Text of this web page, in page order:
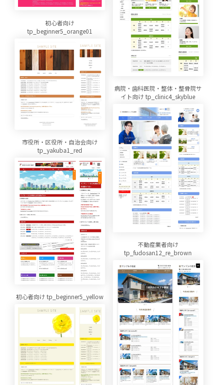
初心者向け
tp_beginner5_orange01
病院・歯科医院・整体・整骨院サ
イト向け tp_clinic4_skyblue
市役所・区役所・自治会向け
tp_yakuba1_red
不動産業者向け
tp_fudosan12_re_brown
初心者向け tp_beginner5_yellow